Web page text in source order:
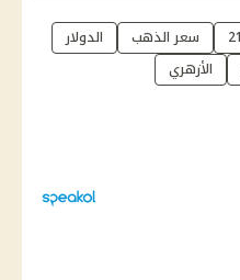
سعر الذهب
الدولار
الأزهري